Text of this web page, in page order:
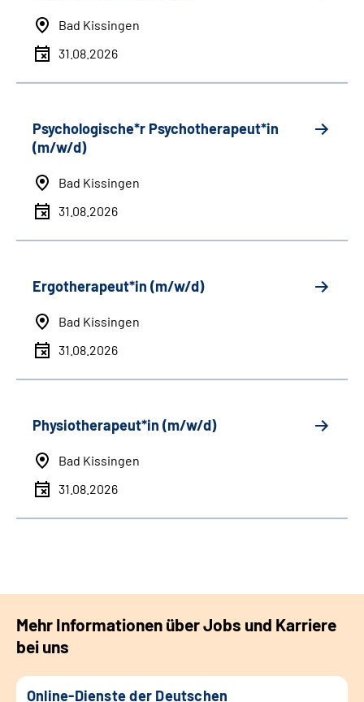
Bad Kissingen
31.08.2026
Psychologische*r Psychotherapeut*in
(m/w/d)
Bad Kissingen
31.08.2026
Ergotherapeut*in (m/w/d)
Bad Kissingen
31.08.2026
Physiotherapeut*in (m/w/d)
Bad Kissingen
31.08.2026
Mehr Informationen über Jobs und Karriere
bei uns
Online-Dienste der Deutschen